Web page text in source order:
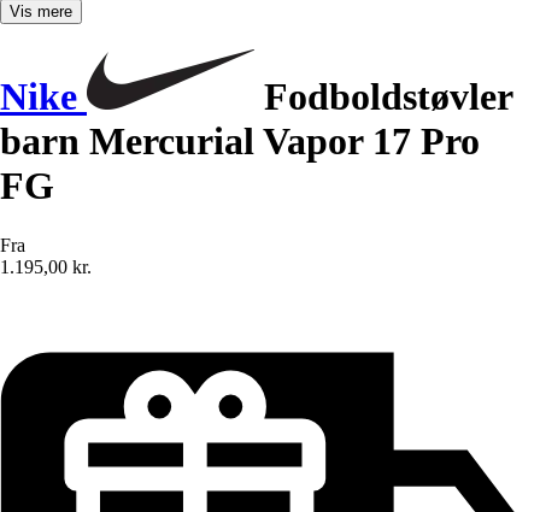
Vis mere
Nike
Fodboldstøvler
barn Mercurial Vapor 17 Pro
FG
Fra
1.195,00 kr.